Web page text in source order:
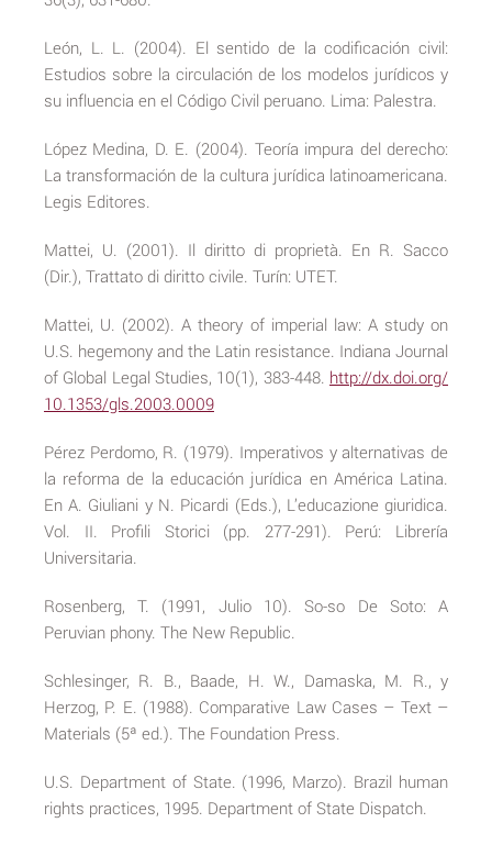
León, L. L. (2004). El sentido de la codificación civil:
Estudios sobre la circulación de los modelos jurídicos y
su influencia en el Código Civil peruano. Lima: Palestra.
López Medina, D. E. (2004). Teoría impura del derecho:
La transformación de la cultura jurídica latinoamericana.
Legis Editores.
Mattei, U. (2001). Il diritto di proprietà. En R. Sacco
(Dir.), Trattato di diritto civile. Turín: UTET.
Mattei, U. (2002). A theory of imperial law: A study on
U.S. hegemony and the Latin resistance. Indiana Journal
of Global Legal Studies, 10(1), 383-448. http://dx.doi.org/
10.1353/gls.2003.0009
Pérez Perdomo, R. (1979). Imperativos y alternativas de
la reforma de la educación jurídica en América Latina.
En A. Giuliani y N. Picardi (Eds.), L’educazione giuridica.
Vol. II. Profili Storici (pp. 277-291). Perú: Librería
Universitaria.
Rosenberg, T. (1991, Julio 10). So-so De Soto: A
Peruvian phony. The New Republic.
Schlesinger, R. B., Baade, H. W., Damaska, M. R., y
Herzog, P. E. (1988). Comparative Law Cases – Text –
Materials (5ª ed.). The Foundation Press.
U.S. Department of State. (1996, Marzo). Brazil human
rights practices, 1995. Department of State Dispatch.